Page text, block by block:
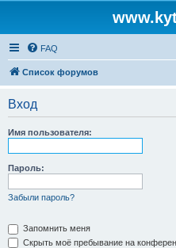
FAQ
Список форумов
Вход
Имя пользователя:
Пароль:
Забыли пароль?
Запомнить меня
Скрыть моё пребывание на